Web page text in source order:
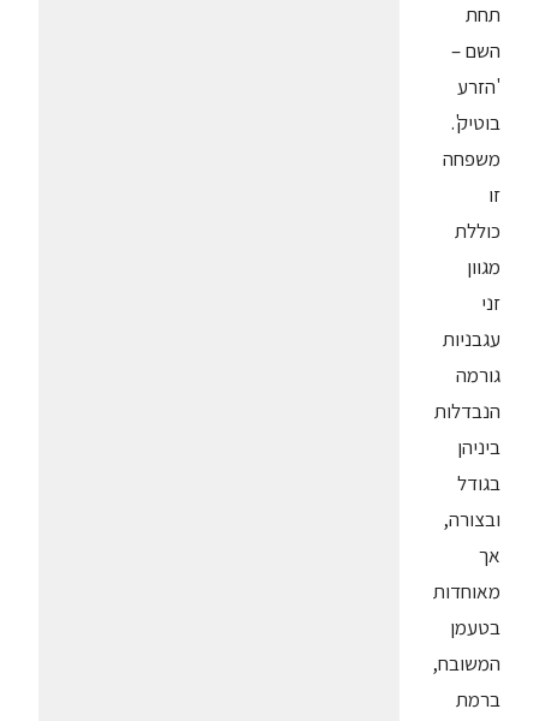
תחת
השם –
'הזרע
בוטיק'.
משפחה
זו
כוללת
מגוון
זני
עגבניות
גורמה
הנבדלות
ביניהן
בגודל
ובצורה,
אך
מאוחדות
בטעמן
המשובח,
ברמת